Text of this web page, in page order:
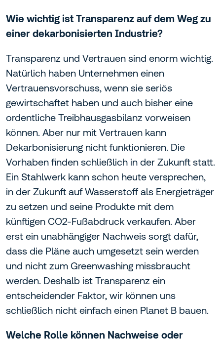
Wie wichtig ist Transparenz auf dem Weg zu
einer dekarbonisierten Industrie?
Transparenz und Vertrauen sind enorm wichtig.
Natürlich haben Unternehmen einen
Vertrauensvorschuss, wenn sie seriös
gewirtschaftet haben und auch bisher eine
ordentliche Treibhausgasbilanz vorweisen
können. Aber nur mit Vertrauen kann
Dekarbonisierung nicht funktionieren. Die
Vorhaben finden schließlich in der Zukunft statt.
Ein Stahlwerk kann schon heute versprechen,
in der Zukunft auf Wasserstoff als Energieträger
zu setzen und seine Produkte mit dem
künftigen CO2-Fußabdruck verkaufen. Aber
erst ein unabhängiger Nachweis sorgt dafür,
dass die Pläne auch umgesetzt sein werden
und nicht zum Greenwashing missbraucht
werden. Deshalb ist Transparenz ein
entscheidender Faktor, wir können uns
schließlich nicht einfach einen Planet B bauen.
Welche Rolle können Nachweise oder